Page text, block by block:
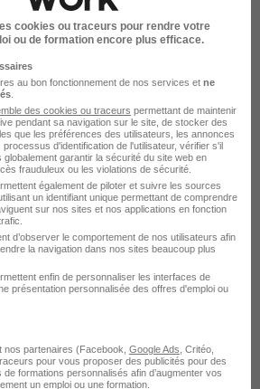
Commandes
H/F
12,31 € / heure
il y a 8 jours
cookies ou traceurs pour rendre votre
ou de formation encore plus efficace.
au bon fonctionnement de nos services et ne
des cookies ou traceurs permettant de maintenir
pendant sa navigation sur le site, de stocker des
que les préférences des utilisateurs, les annonces
d'identification de l'utilisateur, vérifier s'il
garantir la sécurité du site web en
frauduleux ou les violations de sécurité.
également de piloter et suivre les sources
un identifiant unique permettant de comprendre
sur nos sites et nos applications en fonction
d’observer le comportement de nos utilisateurs afin
la navigation dans nos sites beaucoup plus
enfin de personnaliser les interfaces de
présentation personnalisée des offres d'emploi ou
nos partenaires (Facebook, Google Ads , Critéo,
pour vous proposer des publicités pour des
de formations personnalisés afin d’augmenter vos
un emploi ou une formation.